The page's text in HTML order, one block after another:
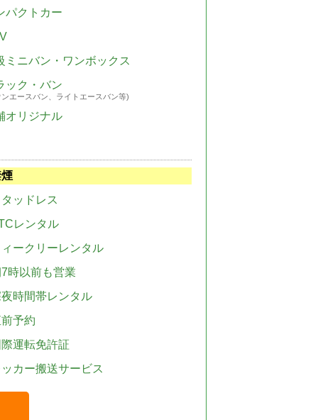
パクトカー
ミニバン・ワンボックス
ック・バン
エースバン、ライトエースバン等)
オリジナル
ッドレス
レンタル
ークリーレンタル
時以前も営業
時間帯レンタル
予約
運転免許証
カー搬送サービス